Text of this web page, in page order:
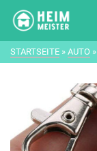
STARTSEITE » AUTO »